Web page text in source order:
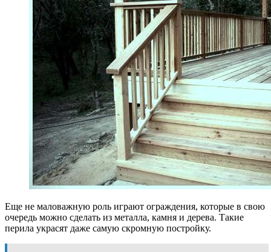
Еще не маловажную роль играют ограждения, которые в свою
очередь можно сделать из металла, камня и дерева. Такие
перила украсят даже самую скромную постройку.